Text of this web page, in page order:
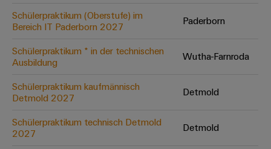
Schülerpraktikum (Oberstufe) im
Bereich IT Paderborn 2027
Paderborn
Schülerpraktikum * in der technischen
Ausbildung
Wutha-Farnroda
Schülerpraktikum kaufmännisch
Detmold 2027
Detmold
Schülerpraktikum technisch Detmold
2027
Detmold